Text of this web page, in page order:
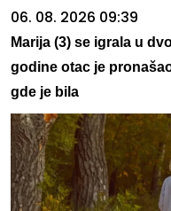
06. 08. 2026 09:39
Marija (3) se igrala u
godine otac je
gde je bila